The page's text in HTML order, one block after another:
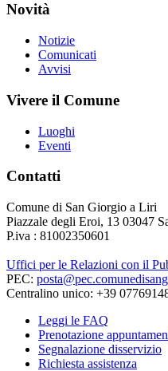
Novità
Notizie
Comunicati
Avvisi
Vivere il Comune
Luoghi
Eventi
Contatti
Comune di San Giorgio a Liri
Piazzale degli Eroi, 13 03047
P.iva : 81002350601
Uffici per le Relazioni con il
PEC:
Centralino unico: +39
Leggi le FAQ
Prenotazione
Segnalazione disservizio
Richiesta assistenza